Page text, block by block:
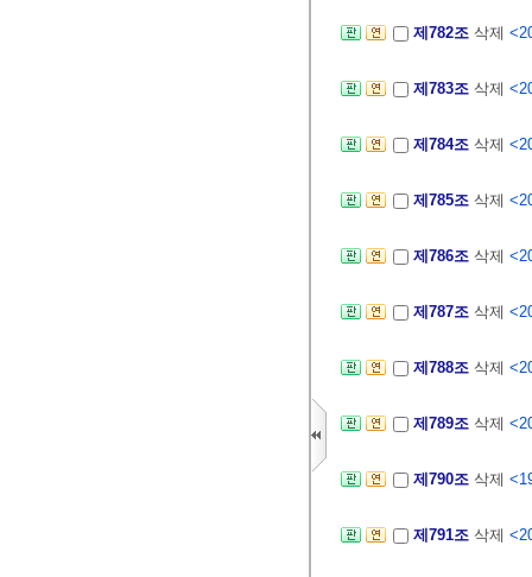
제782조 삭제
제783조 삭제
제784조 삭제
제785조 삭제
제786조 삭제
제787조 삭제
제788조 삭제
제789조 삭제
제790조 삭제
제791조 삭제